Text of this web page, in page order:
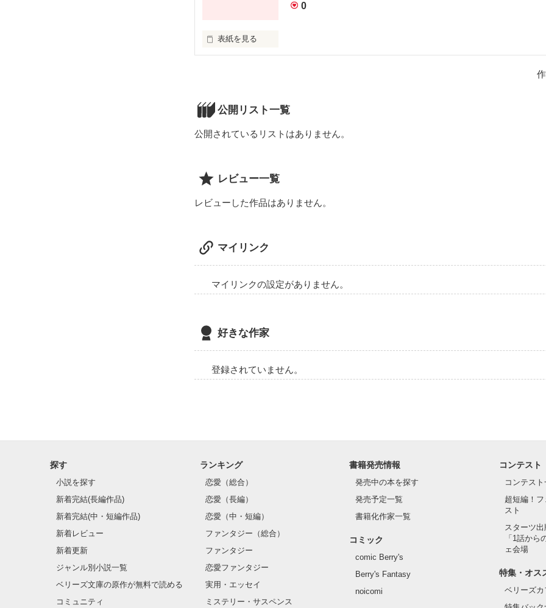
0
表紙を見る
「…どうしたん、ですか…？」
「…んぅ、寒い、です。…御主人。隣、いい…？」
「大好きです、御主人。あ、勿論…その、レンアイカンジョウ、です。」
「仔猫も、発情するんですよ…？」
♂(猫大好き一般会社員)×♂(発情期真っ只中黒ショタ猫)
((　…リア充爆発しろ。　))
公開リスト一覧
公開されているリストはありません。
レビュー一覧
レビューした作品はありません。
マイリンク
マイリンクの設定がありません。
好きな作家
登録されていません。
探す
小説を探す
新着完結(長編作品)
新着完結(中・短編作品)
新着レビュー
新着更新
ジャンル別小説一覧
ベリーズ文庫の原作が無料で読める
コミュニティ
ランキング
恋愛（総合）
恋愛（長編）
恋愛（中・短編）
ファンタジー（総合）
ファンタジー
恋愛ファンタジー
実用・エッセイ
ミステリー・サスペンス
書籍発売情報
発売中の本を探す
発売予定一覧
書籍化作家一覧
コミック
comic Berry's
Berry's Fantasy
noicomi
コンテスト
コンテスト
超短編！
スト
スターツ
「1話から
ェ会場
特集・オス
ベリーズ